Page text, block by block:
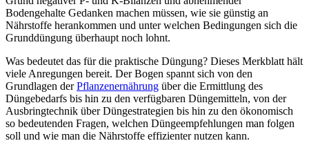
Bodengehalte Gedanken machen müssen, wie sie günstig an
Nährstoffe herankommen und unter welchen Bedingungen sich die
Grunddüngung überhaupt noch lohnt.
Was bedeutet das für die praktische Düngung? Dieses Merkblatt hält
viele Anregungen bereit. Der Bogen spannt sich von den
Grundlagen derPflanzenernährung über die Ermittlung des
Düngebedarfs bis hin zu den verfügbaren Düngemitteln, von der
Ausbringtechnik über Düngestrategien bis hin zu den ökonomisch
so bedeutenden Fragen, welchen Düngeempfehlungen man folgen
soll und wie man die Nährstoffe effizienter nutzen kann.